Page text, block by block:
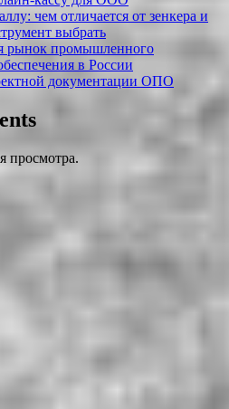
чем отличается от зенкера и
выбрать
рынок промышленного
в России
документации ОПО
просмотра.